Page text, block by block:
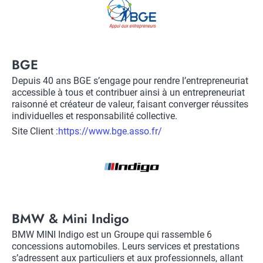
Title
BGE
Description
Depuis 40 ans BGE s’engage pour rendre l’entrepreneuriat
accessible à tous et contribuer ainsi à un entrepreneuriat
raisonné et créateur de valeur, faisant converger réussites
individuelles et responsabilité collective.
Site Client :Lien
https://www.bge.asso.fr/
Title
BMW & Mini Indigo
Description
BMW MINI Indigo est un Groupe qui rassemble 6
concessions automobiles. Leurs services et prestations
s’adressent aux particuliers et aux professionnels, allant